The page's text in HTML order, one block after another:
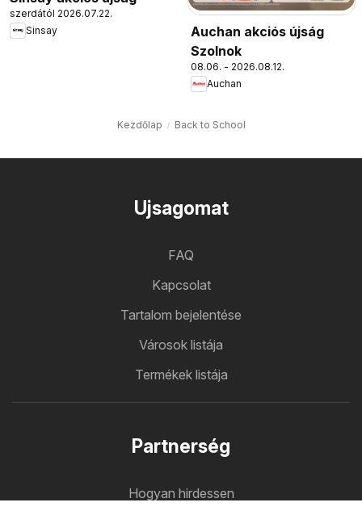
szerdától 2026.07.22.
Sinsay
Auchan akciós újság
Szolnok
08.06. - 2026.08.12.
Auchan
Kezdőlap Back to School
Ujsagomat
FAQ
Kapcsolat
Tartalom bejelentése
Városok listája
Termékek listája
Partnerség
Hogyan hirdessen